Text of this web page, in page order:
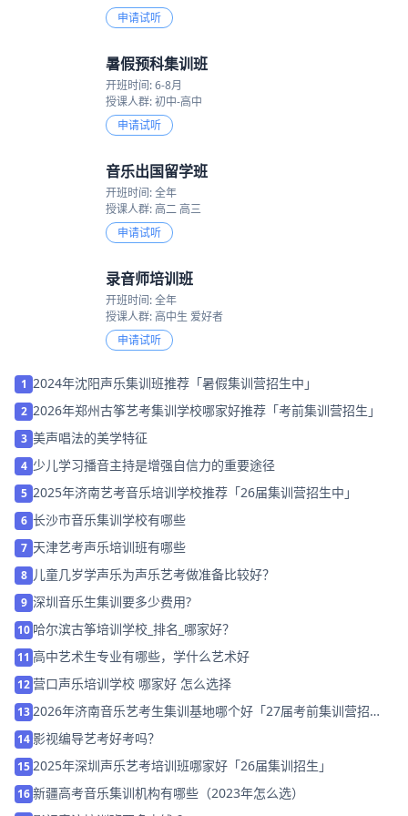
申请试听
暑假预科集训班
开班时间: 6-8月
授课人群: 初中-高中
申请试听
音乐出国留学班
开班时间: 全年
授课人群: 高二 高三
申请试听
录音师培训班
开班时间: 全年
授课人群: 高中生 爱好者
申请试听
1 2024年沈阳声乐集训班推荐「暑假集训营招生中」
2 2026年郑州古筝艺考集训学校哪家好推荐「考前集训营招生」
3 美声唱法的美学特征
4 少儿学习播音主持是增强自信力的重要途径
5 2025年济南艺考音乐培训学校推荐「26届集训营招生中」
6 长沙市音乐集训学校有哪些
7 天津艺考声乐培训班有哪些
8 儿童几岁学声乐为声乐艺考做准备比较好？
9 深圳音乐生集训要多少费用?
10 哈尔滨古筝培训学校_排名_哪家好？
11 高中艺术生专业有哪些，学什么艺术好
12营口声乐培训学校 哪家好 怎么选择
132026年济南音乐艺考生集训基地哪个好「27届考前集训营招
生」
14 影视编导艺考好考吗？
152025年深圳声乐艺考培训班哪家好「26届集训招生」
16新疆高考音乐集训机构有哪些（2023年怎么选）